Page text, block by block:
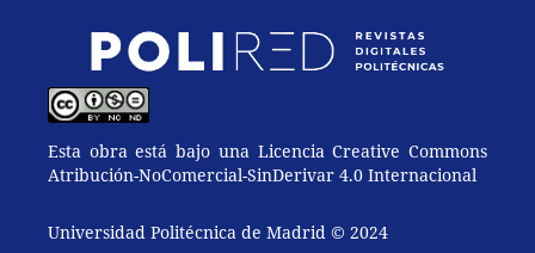
Esta obra está bajo una Licencia Creative Commons
Atribución-NoComercial-SinDerivar 4.0 Internacional
Universidad Politécnica de Madrid © 2024